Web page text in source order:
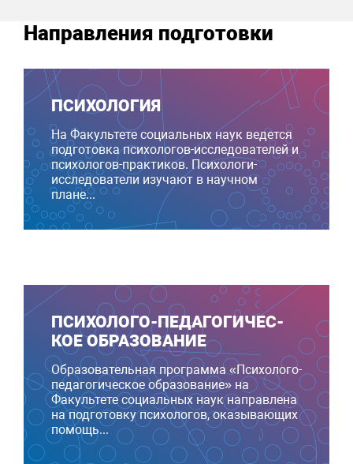
Направления подготовки
ПСИХОЛОГИЯ
На Факультете социальных наук ведется
подготовка психологов-исследователей и
психологов-практиков. Психологи-
исследователи изучают в научном
плане...
ПСИ­ХОЛО­ГО-ПЕ­ДАГО­ГИЧЕС­
КОЕ ОБРАЗОВАНИЕ
Образовательная программа «Психолого-
педагогическое образование» на
Факультете социальных наук направлена
на подготовку психологов, оказывающих
помощь...